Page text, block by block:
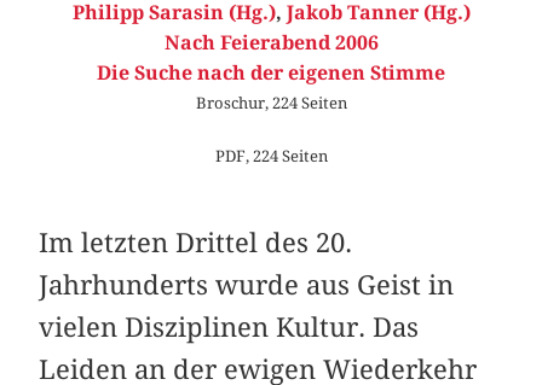
Philipp Sarasin (Hg.), Jakob Tanner (Hg.)
Nach Feierabend 2006
Die Suche nach der eigenen Stimme
Broschur, 224 Seiten
PDF, 224 Seiten
Im letzten Drittel des 20.
Jahrhunderts wurde aus Geist in
vielen Disziplinen Kultur. Das
Leiden an der ewigen Wiederkehr